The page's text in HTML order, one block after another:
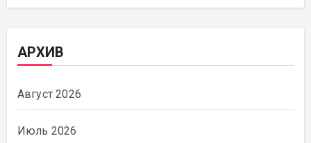
АРХИВ
Август 2026
Июль 2026